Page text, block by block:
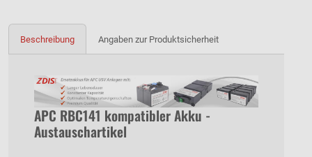
Beschreibung Angaben zur Produktsicherheit
APC RBC141 kompatibler Akku -
Austauschartikel